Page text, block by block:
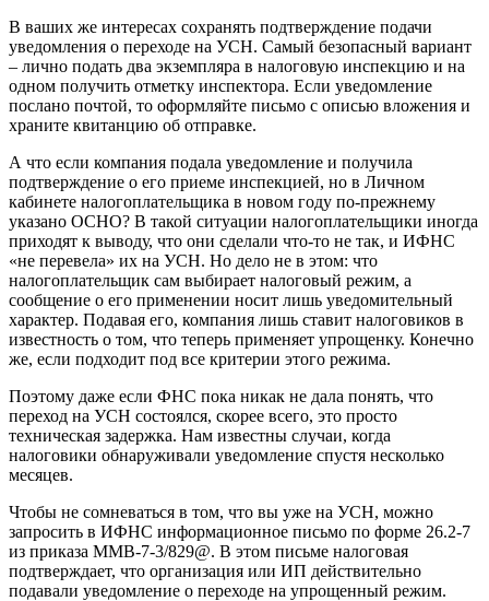
В ваших же интересах сохранять подтверждение подачи
уведомления о переходе на УСН. Самый безопасный вариант
– лично подать два экземпляра в налоговую инспекцию и на
одном получить отметку инспектора. Если уведомление
послано почтой, то оформляйте письмо с описью вложения и
храните квитанцию об отправке.
А что если компания подала уведомление и получила
подтверждение о его приеме инспекцией, но в Личном
кабинете налогоплательщика в новом году по-прежнему
указано ОСНО? В такой ситуации налогоплательщики иногда
приходят к выводу, что они сделали что-то не так, и ИФНС
«не перевела» их на УСН. Но дело не в этом: что
налогоплательщик сам выбирает налоговый режим, а
сообщение о его применении носит лишь уведомительный
характер. Подавая его, компания лишь ставит налоговиков в
известность о том, что теперь применяет упрощенку. Конечно
же, если подходит под все критерии этого режима.
Поэтому даже если ФНС пока никак не дала понять, что
переход на УСН состоялся, скорее всего, это просто
техническая задержка. Нам известны случаи, когда
налоговики обнаруживали уведомление спустя несколько
месяцев.
Чтобы не сомневаться в том, что вы уже на УСН, можно
запросить в ИФНС информационное письмо по форме 26.2‑7
из приказа ММВ-7-3/829@. В этом письме налоговая
подтверждает, что организация или ИП действительно
подавали уведомление о переходе на упрощенный режим.